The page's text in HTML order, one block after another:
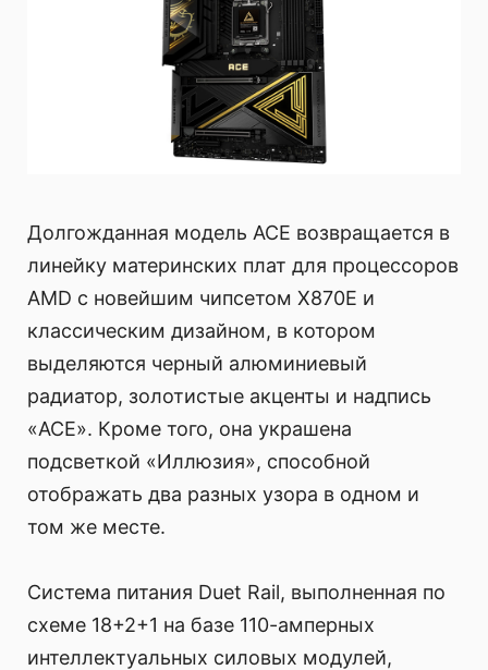
Долгожданная модель ACE возвращается в
линейку материнских плат для процессоров
AMD с новейшим чипсетом X870E и
классическим дизайном, в котором
выделяются черный алюминиевый
радиатор, золотистые акценты и надпись
«ACE». Кроме того, она украшена
подсветкой «Иллюзия», способной
отображать два разных узора в одном и
том же месте.
Система питания Duet Rail, выполненная по
схеме 18+2+1 на базе 110-амперных
интеллектуальных силовых модулей,